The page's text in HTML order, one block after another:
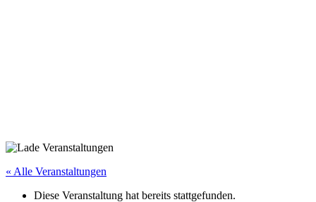
« Alle Veranstaltungen
Diese Veranstaltung hat bereits stattgefunden.